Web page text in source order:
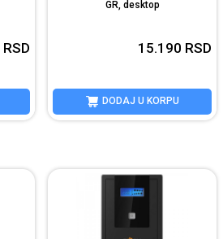
RSD
GR, desktop
15.190 RSD
DODAJ U KORPU